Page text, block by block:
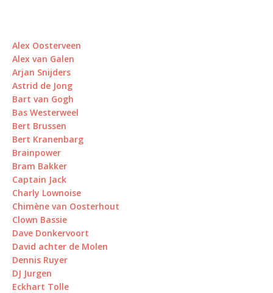
Alex Oosterveen
Alex van Galen
Arjan Snijders
Astrid de Jong
Bart van Gogh
Bas Westerweel
Bert Brussen
Bert Kranenbarg
Brainpower
Bram Bakker
Captain Jack
Charly Lownoise
Chimène van Oosterhout
Clown Bassie
Dave Donkervoort
David achter de Molen
Dennis Ruyer
DJ Jurgen
Eckhart Tolle